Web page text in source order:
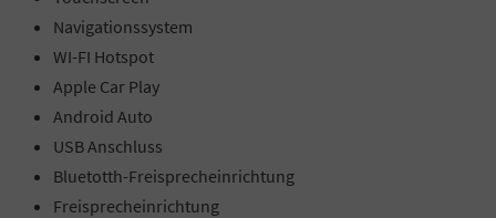
Navigationssystem
WI-FI Hotspot
Apple Car Play
Android Auto
USB Anschluss
Bluetotth-Freisprecheinrichtung
Freisprecheinrichtung